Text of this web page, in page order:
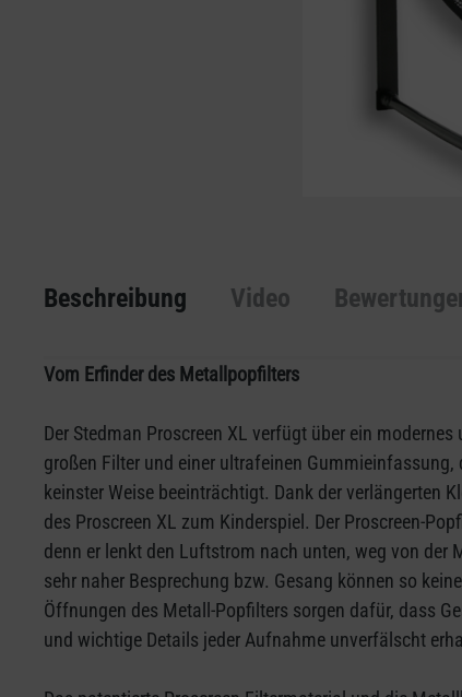
Beschreibung Video
Vom Erfinder des Metallpopfilters
Der Stedman Proscreen XL verfügt über ein
großen Filter und einer ultrafeinen
keinster Weise beeinträchtigt. Dank der verlängerten
des Proscreen XL zum Kinderspiel. Der Proscreen-
denn er lenkt den Luftstrom nach unten, weg von
sehr naher Besprechung bzw. Gesang können so
Öffnungen des Metall-Popfilters sorgen dafür, dass
und wichtige Details jeder Aufnahme unverfälscht